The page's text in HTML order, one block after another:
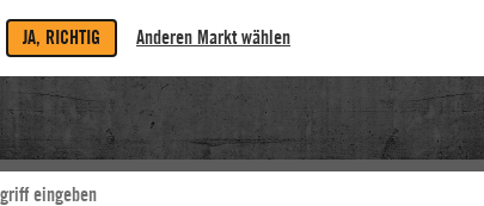
JA, RICHTIG Anderen Markt wählen